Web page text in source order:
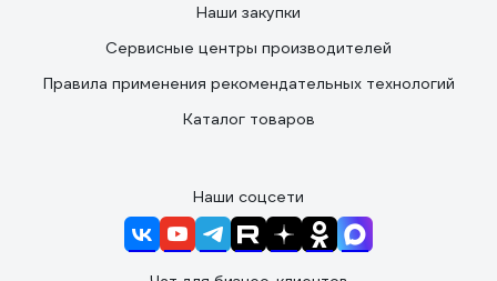
Наши закупки
Сервисные центры производителей
Правила применения рекомендательных технологий
Каталог товаров
Наши соцсети